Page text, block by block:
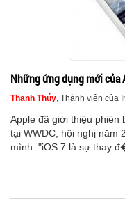
Những ứng dụng mới của
Thanh Thúy, Thành viên của
Apple đã giới thiệu phiên
tại WWDC, hội nghị năm
mình. "iOS 7 là sự thay